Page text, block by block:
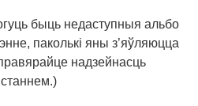
быць недаступныя альбо
паколькі яны з’яўляюцца
надзейнасць